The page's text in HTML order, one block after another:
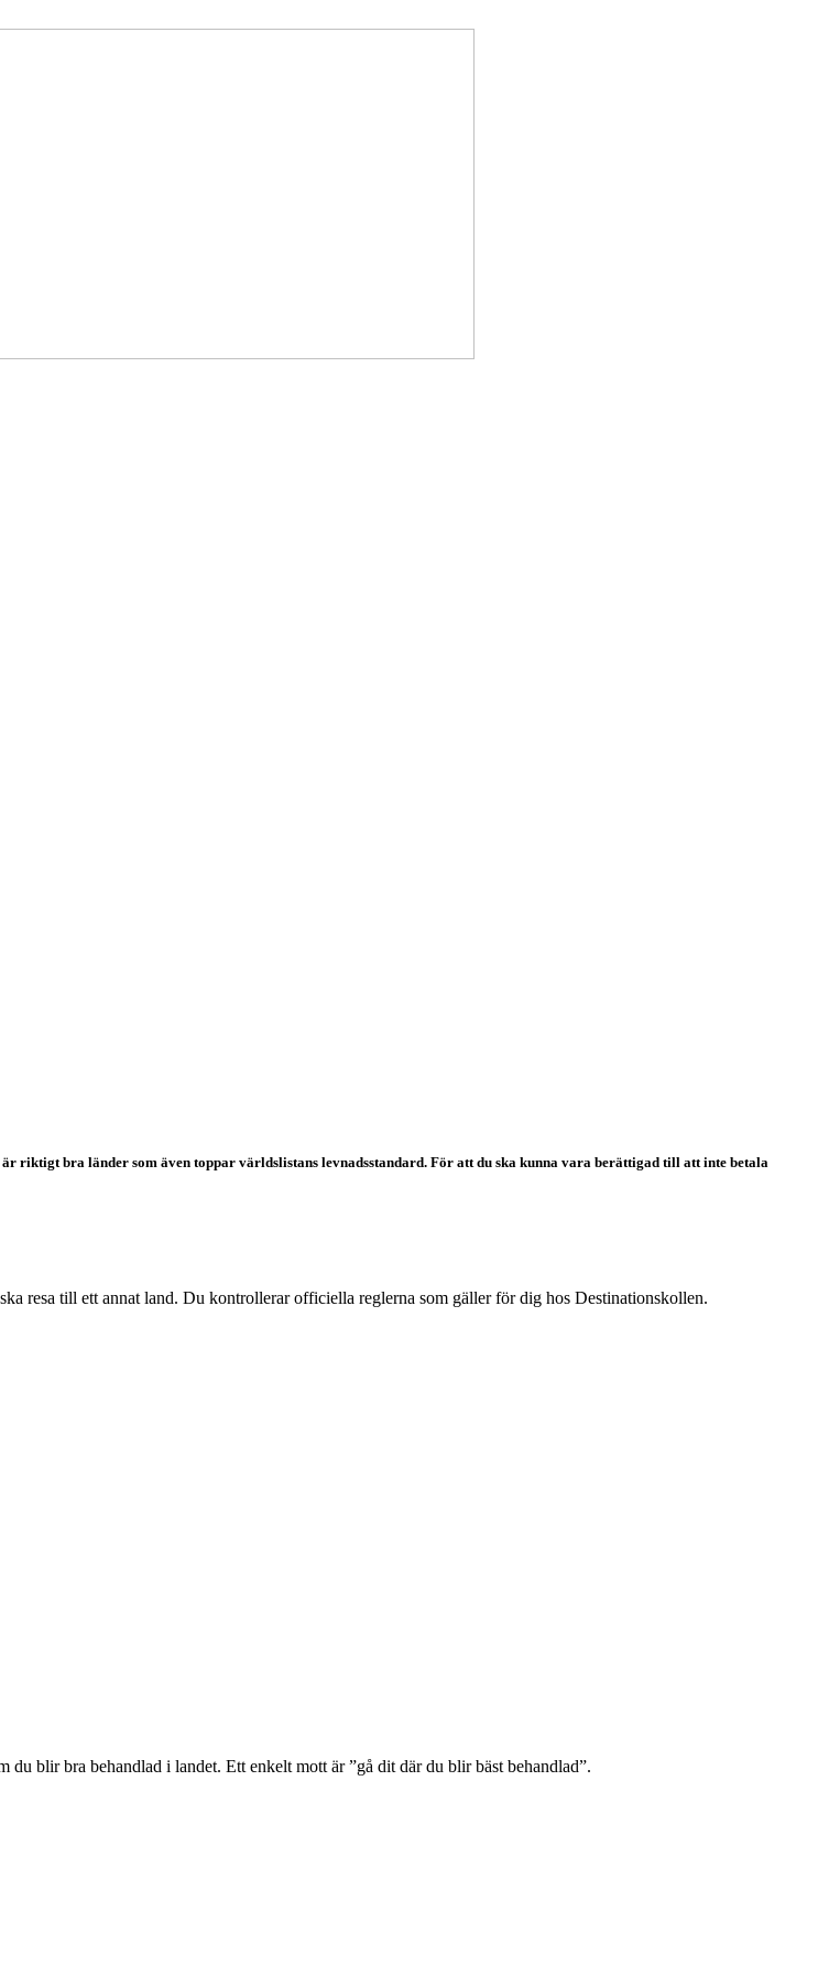
riktigt bra länder som även toppar världslistans levnadsstandard. För att du ska kunna vara berättigad till att inte betala
resa till ett annat land. Du kontrollerar officiella reglerna som gäller för dig hos Destinationskollen.
blir bra behandlad i landet. Ett enkelt mott är ”gå dit där du blir bäst behandlad”.